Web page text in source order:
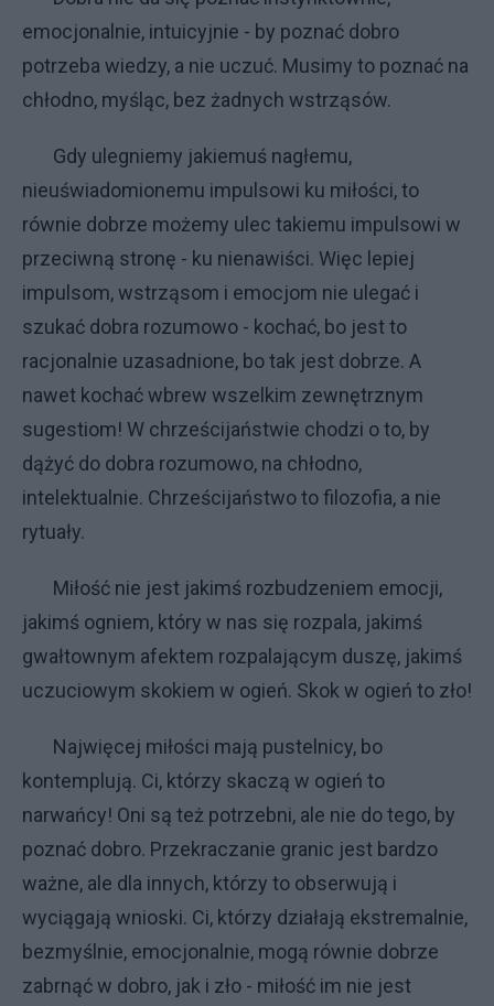
emocjonalnie, intuicyjnie - by poznać dobro
potrzeba wiedzy, a nie uczuć. Musimy to poznać na
chłodno, myśląc, bez żadnych wstrząsów.
Gdy ulegniemy jakiemuś nagłemu,
nieuświadomionemu impulsowi ku miłości, to
równie dobrze możemy ulec takiemu impulsowi w
przeciwną stronę - ku nienawiści. Więc lepiej
impulsom, wstrząsom i emocjom nie ulegać i
szukać dobra rozumowo - kochać, bo jest to
racjonalnie uzasadnione, bo tak jest dobrze. A
nawet kochać wbrew wszelkim zewnętrznym
sugestiom! W chrześcijaństwie chodzi o to, by
dążyć do dobra rozumowo, na chłodno,
intelektualnie. Chrześcijaństwo to filozofia, a nie
rytuały.
Miłość nie jest jakimś rozbudzeniem emocji,
jakimś ogniem, który w nas się rozpala, jakimś
gwałtownym afektem rozpalającym duszę, jakimś
uczuciowym skokiem w ogień. Skok w ogień to zło!
Najwięcej miłości mają pustelnicy, bo
kontemplują. Ci, którzy skaczą w ogień to
narwańcy! Oni są też potrzebni, ale nie do tego, by
poznać dobro. Przekraczanie granic jest bardzo
ważne, ale dla innych, którzy to obserwują i
wyciągają wnioski. Ci, którzy działają ekstremalnie,
bezmyślnie, emocjonalnie, mogą równie dobrze
zabrnąć w dobro, jak i zło - miłość im nie jest